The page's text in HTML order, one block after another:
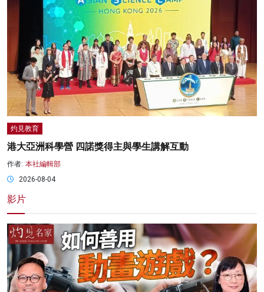
灼見教育
港大亞洲科學營 四諾獎得主與學生講解互動
作者: 本社編輯部
2026-08-04
影片